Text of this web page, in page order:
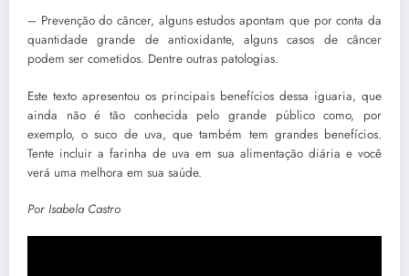
– Prevenção do câncer, alguns estudos apontam que por conta da
quantidade grande de antioxidante, alguns casos de câncer
podem ser cometidos. Dentre outras patologias.
Este texto apresentou os principais benefícios dessa iguaria, que
ainda não é tão conhecida pelo grande público como, por
exemplo, o suco de uva, que também tem grandes benefícios.
Tente incluir a farinha de uva em sua alimentação diária e você
verá uma melhora em sua saúde.
Por Isabela Castro